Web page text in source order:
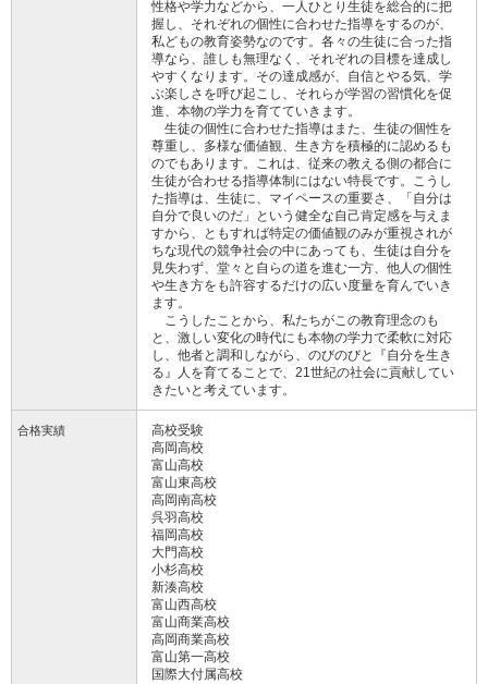
性格や学力などから、一人ひとり生徒を総合的に把
握し、それぞれの個性に合わせた指導をするのが、
私どもの教育姿勢なのです。各々の生徒に合った指
導なら、誰しも無理なく、それぞれの目標を達成し
やすくなります。その達成感が、自信とやる気、学
ぶ楽しさを呼び起こし、それらが学習の習慣化を促
進、本物の学力を育てていきます。
生徒の個性に合わせた指導はまた、生徒の個性を
尊重し、多様な価値観、生き方を積極的に認めるも
のでもあります。これは、従来の教える側の都合に
生徒が合わせる指導体制にはない特長です。こうし
た指導は、生徒に、マイペースの重要さ、「自分は
自分で良いのだ」という健全な自己肯定感を与えま
すから、ともすれば特定の価値観のみが重視されが
ちな現代の競争社会の中にあっても、生徒は自分を
見失わず、堂々と自らの道を進む一方、他人の個性
や生き方をも許容するだけの広い度量を育んでいき
ます。
こうしたことから、私たちがこの教育理念のも
と、激しい変化の時代にも本物の学力で柔軟に対応
し、他者と調和しながら、のびのびと『自分を生き
る』人を育てることで、21世紀の社会に貢献してい
きたいと考えています。
合格実績
高校受験
高岡高校
富山高校
富山東高校
高岡南高校
呉羽高校
福岡高校
大門高校
小杉高校
新湊高校
富山西高校
富山商業高校
高岡商業高校
富山第一高校
国際大付属高校